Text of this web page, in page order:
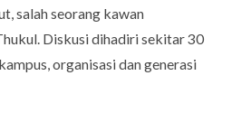
salah seorang kawan
Diskusi dihadiri sekitar 30
organisasi dan generasi